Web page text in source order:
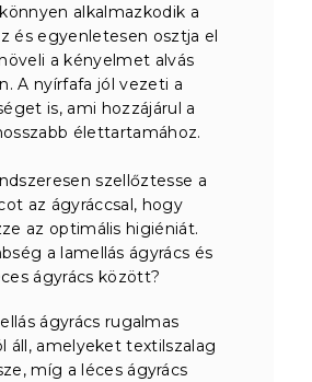
alkalmazkodik a
és egyenletesen osztja el
a kényelmet alvás
A nyírfafa jól vezeti a
is, ami hozzájárul a
élettartamához.
szellőztesse a
az ágyráccsal, hogy
az optimális higiéniát.
a lamellás ágyrács és
ágyrács között?
ágyrács rugalmas
áll, amelyeket textilszalag
míg a léces ágyrács